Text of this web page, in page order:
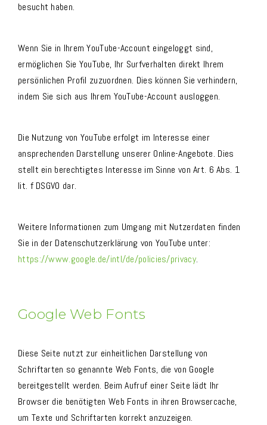
besucht haben.
Wenn Sie in Ihrem YouTube-Account eingeloggt sind,
ermöglichen Sie YouTube, Ihr Surfverhalten direkt Ihrem
persönlichen Profil zuzuordnen. Dies können Sie verhindern,
indem Sie sich aus Ihrem YouTube-Account ausloggen.
Die Nutzung von YouTube erfolgt im Interesse einer
ansprechenden Darstellung unserer Online-Angebote. Dies
stellt ein berechtigtes Interesse im Sinne von Art. 6 Abs. 1
lit. f DSGVO dar.
Weitere Informationen zum Umgang mit Nutzerdaten finden
Sie in der Datenschutzerklärung von YouTube unter:
https://www.google.de/intl/de/policies/privacy.
Google Web Fonts
Diese Seite nutzt zur einheitlichen Darstellung von
Schriftarten so genannte Web Fonts, die von Google
bereitgestellt werden. Beim Aufruf einer Seite lädt Ihr
Browser die benötigten Web Fonts in ihren Browsercache,
um Texte und Schriftarten korrekt anzuzeigen.